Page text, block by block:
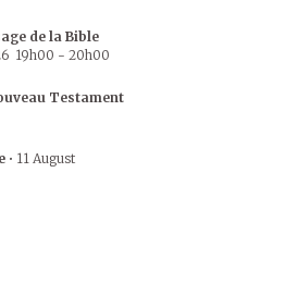
de la Bible
19h00 - 20h00
Testament
• 11 August